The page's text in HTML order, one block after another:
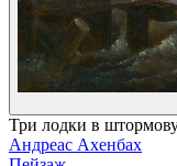
Три лодки в
Андреас Ахенбах